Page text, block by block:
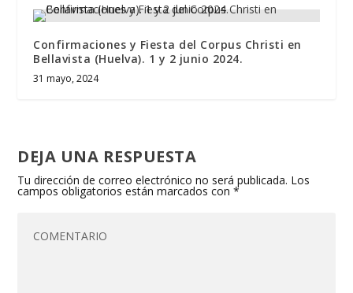
Confirmaciones y Fiesta del Corpus Christi en
Bellavista (Huelva). 1 y 2 junio 2024.
31 mayo, 2024
DEJA UNA RESPUESTA
Tu dirección de correo electrónico no será publicada. Los
campos obligatorios están marcados con*